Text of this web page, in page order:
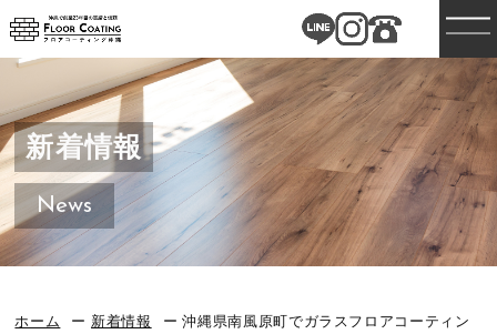
新着情報
News
ホーム 新着情報
沖縄県南風原町でガラスフロアコーティン